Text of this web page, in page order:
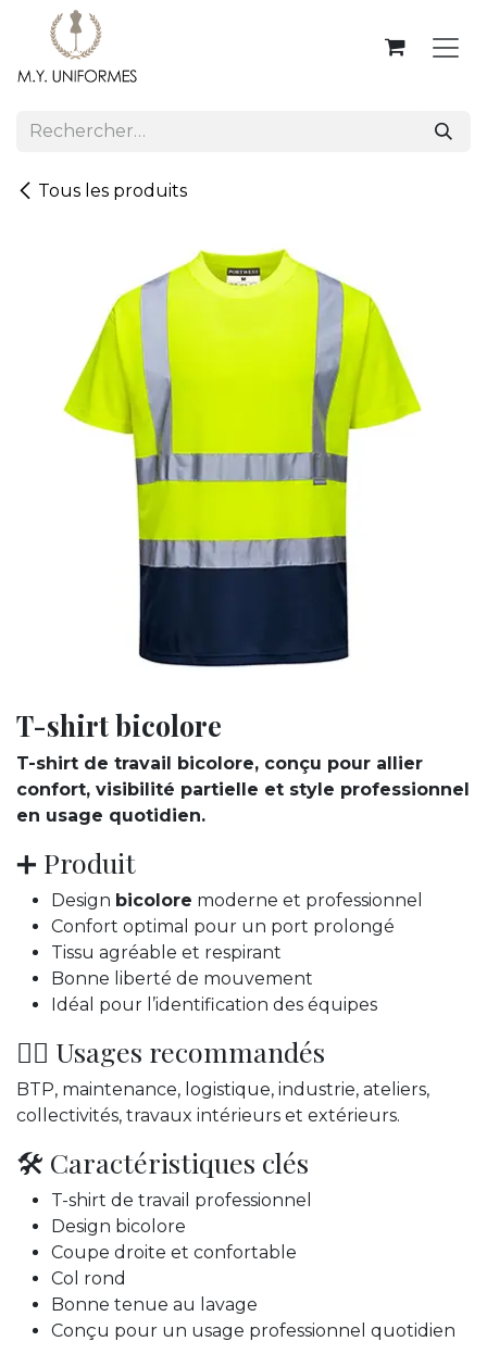
Se rendre au contenu
Tous les produits
T-shirt bicolore
T-shirt de travail bicolore, conçu pour allier
confort, visibilité partielle et style professionnel
en usage quotidien.
➕ Produit
Design bicolore moderne et professionnel
Confort optimal pour un port prolongé
Tissu agréable et respirant
Bonne liberté de mouvement
Idéal pour l’identification des équipes
👷‍♂️ Usages recommandés
BTP, maintenance, logistique, industrie, ateliers,
collectivités, travaux intérieurs et extérieurs.
🛠️ Caractéristiques clés
T-shirt de travail professionnel
Design bicolore
Coupe droite et confortable
Col rond
Bonne tenue au lavage
Conçu pour un usage professionnel quotidien